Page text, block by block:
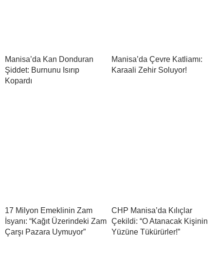
Manisa’da Kan Donduran
Şiddet: Burnunu Isırıp
Kopardı
Manisa’da Çevre Katliamı:
Karaali Zehir Soluyor!
17 Milyon Emeklinin Zam
İsyanı: “Kağıt Üzerindeki Zam
Çarşı Pazara Uymuyor”
CHP Manisa’da Kılıçlar
Çekildi: “O Atanacak Kişinin
Yüzüne Tükürürler!”